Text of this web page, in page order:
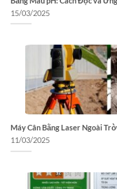
15/03/2025
Máy Cân Bằng Laser Ngoài
11/03/2025